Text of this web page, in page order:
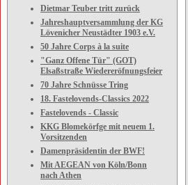
Dietmar Teuber tritt zurück
Jahreshauptversammlung der KG
Lövenicher Neustädter 1903 e.V.
50 Jahre Corps à la suite
"Ganz Offene Tür" (GOT)
Elsaßstraße Wiedereröfnungsfeier
70 Jahre Schnüsse Tring
18. Fastelovends-Classics 2022
Fastelovends - Classic
KKG Blomekörfge mit neuem 1.
Vorsitzenden
Damenpräsidentin der BWF!
Mit AEGEAN von Köln/Bonn
nach Athen